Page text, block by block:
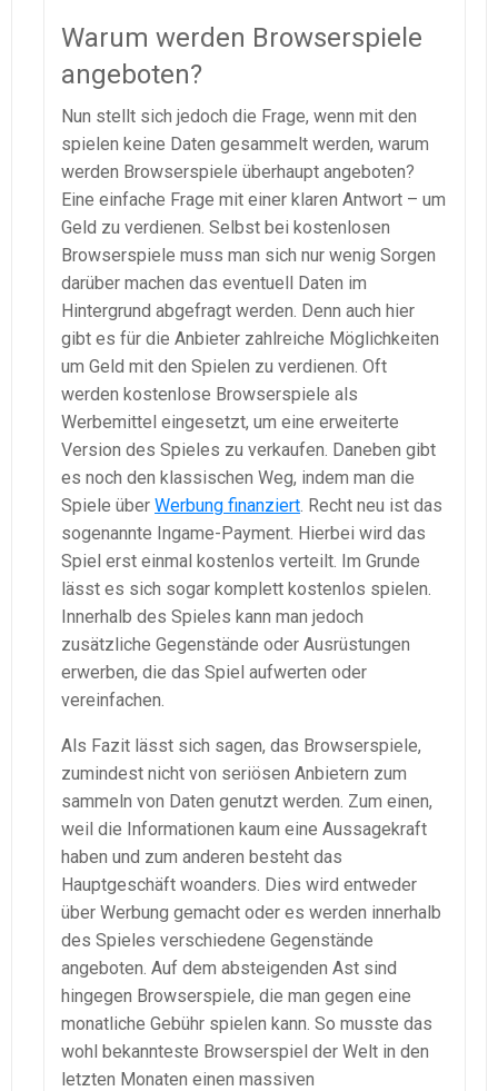
Warum werden Browserspiele
angeboten?
Nun stellt sich jedoch die Frage, wenn mit den
spielen keine Daten gesammelt werden, warum
werden Browserspiele überhaupt angeboten?
Eine einfache Frage mit einer klaren Antwort – um
Geld zu verdienen. Selbst bei kostenlosen
Browserspiele muss man sich nur wenig Sorgen
darüber machen das eventuell Daten im
Hintergrund abgefragt werden. Denn auch hier
gibt es für die Anbieter zahlreiche Möglichkeiten
um Geld mit den Spielen zu verdienen. Oft
werden kostenlose Browserspiele als
Werbemittel eingesetzt, um eine erweiterte
Version des Spieles zu verkaufen. Daneben gibt
es noch den klassischen Weg, indem man die
Spiele über Werbung finanziert . Recht neu ist das
sogenannte Ingame-Payment. Hierbei wird das
Spiel erst einmal kostenlos verteilt. Im Grunde
lässt es sich sogar komplett kostenlos spielen.
Innerhalb des Spieles kann man jedoch
zusätzliche Gegenstände oder Ausrüstungen
erwerben, die das Spiel aufwerten oder
vereinfachen.
Als Fazit lässt sich sagen, das Browserspiele,
zumindest nicht von seriösen Anbietern zum
sammeln von Daten genutzt werden. Zum einen,
weil die Informationen kaum eine Aussagekraft
haben und zum anderen besteht das
Hauptgeschäft woanders. Dies wird entweder
über Werbung gemacht oder es werden innerhalb
des Spieles verschiedene Gegenstände
angeboten. Auf dem absteigenden Ast sind
hingegen Browserspiele, die man gegen eine
monatliche Gebühr spielen kann. So musste das
wohl bekannteste Browserspiel der Welt in den
letzten Monaten einen massiven